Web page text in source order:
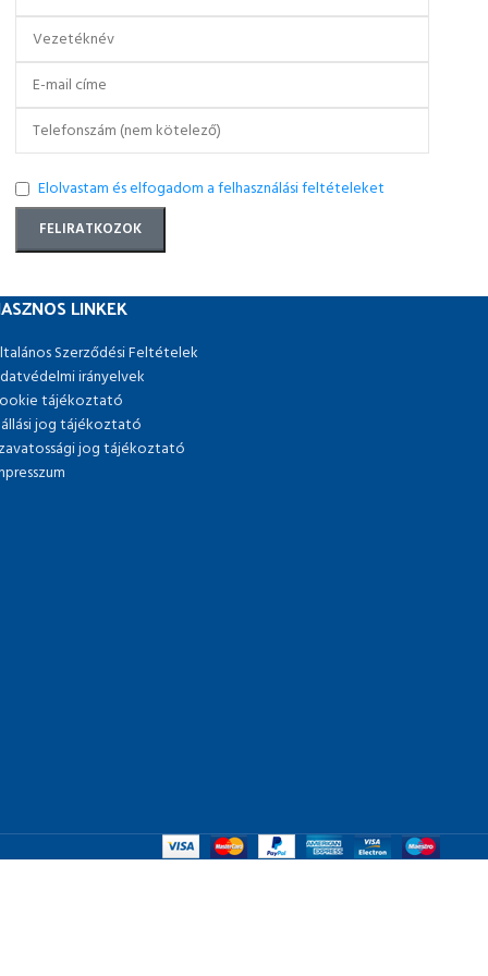
Elolvastam és elfogadom a felhasználási feltételeket
LINKEK
Szerződési Feltételek
irányelvek
tájékoztató
jog tájékoztató
jog tájékoztató